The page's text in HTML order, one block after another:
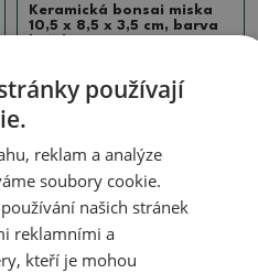
Keramická bonsai miska
10,5 x 8,5 x 3,5 cm, barva
používají
reklam a analýze
soubory cookie.
našich stránek
reklamními a
kteří je mohou